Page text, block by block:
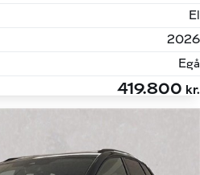
El
2026
Egå
419.800 kr.